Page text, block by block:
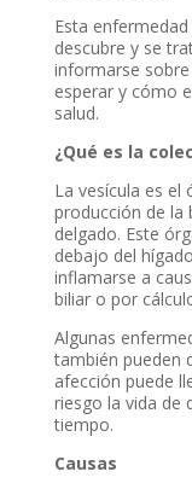
Esta
descubre y se
informarse
esperar y cómo
salud.
¿Qué es la
La vesícula es el
producción de la
delgado. Este
debajo del
inflamarse a
biliar o por
Algunas
también pueden
afección puede
riesgo la vida de
tiempo.
Causas